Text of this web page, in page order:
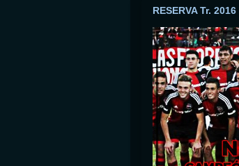
RESERVA Tr.